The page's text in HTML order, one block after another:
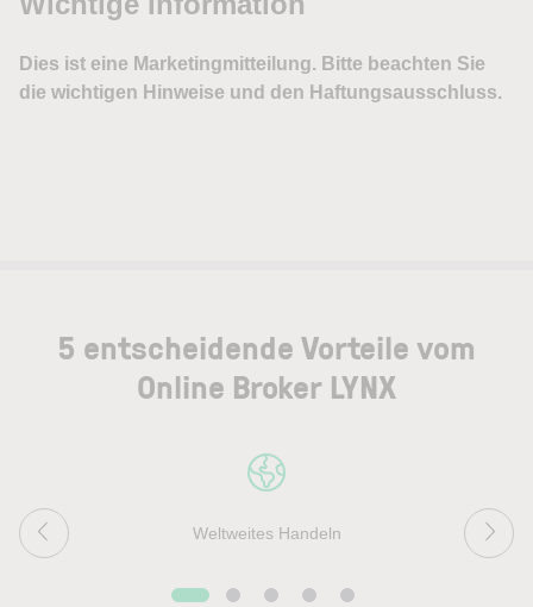
5 entscheidende Vorteile vom
Online Broker LYNX
Weltweites Handeln